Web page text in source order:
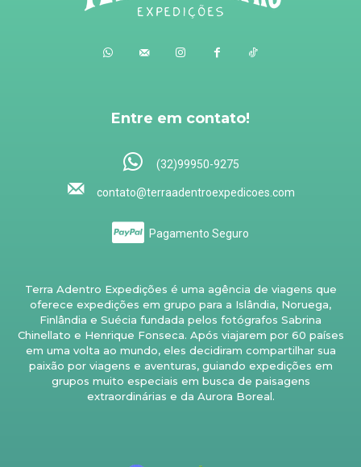
Entre em contato!
(32)99950-9275
contato@terraadentroexpedicoes.com
Pagamento Seguro
Terra Adentro Expedições é uma agência de viagens que
oferece expedições em grupo para a Islândia, Noruega,
Finlândia e Suécia fundada pelos fotógrafos Sabrina
Chinellato e Henrique Fonseca. Após viajarem por 60 países
em uma volta ao mundo, eles decidiram compartilhar sua
paixão por viagens e aventuras, guiando expedições em
grupos muito especiais em busca de paisagens
extraordinárias e da Aurora Boreal.